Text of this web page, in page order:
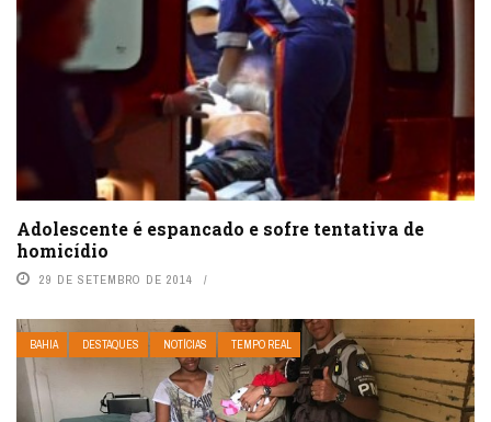
Adolescente é espancado e sofre tentativa de
homicídio
29 DE SETEMBRO DE 2014
BAHIA DESTAQUES NOTÍCIAS TEMPO REAL